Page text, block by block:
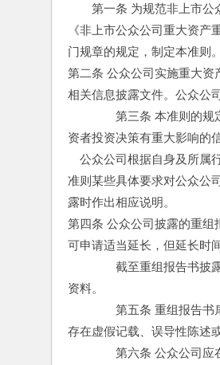
第一条 为规范非上市公
《非上市公众公司重大资
门规章的规定，制定本准则。
第二条 公众公司实施重大
相关信息披露文件。公众公
第三条 本准则的规定是
资者投资决策有重大影响的
公众公司根据自身及所属
准则某些具体要求对公众公
露时作出相应说明。
第四条 公众公司披露的重组
可申请适当延长，但延长时
截至重组报告书披露之
资料。
第五条 重组报告书扉页
存在虚假记载、误导性陈述
第六条 公众公司应在全